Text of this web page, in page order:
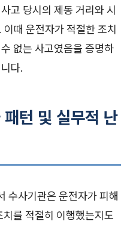
고 당시의 제동 거리와 시
때 운전자가 적절한 조치
없는 사고였음을 증명하
다.
턴 및 실무적 난
수사기관은 운전자가 피해
를 적절히 이행했는지도